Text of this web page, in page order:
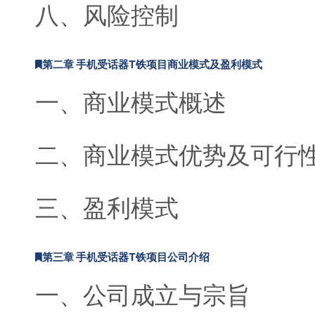
八、风险控制
第二章 手机受话器T铁项目商业模式及盈利模式
一、商业模式概述
二、商业模式优势及可行
三、盈利模式
第三章 手机受话器T铁项目公司介绍
一、公司成立与宗旨